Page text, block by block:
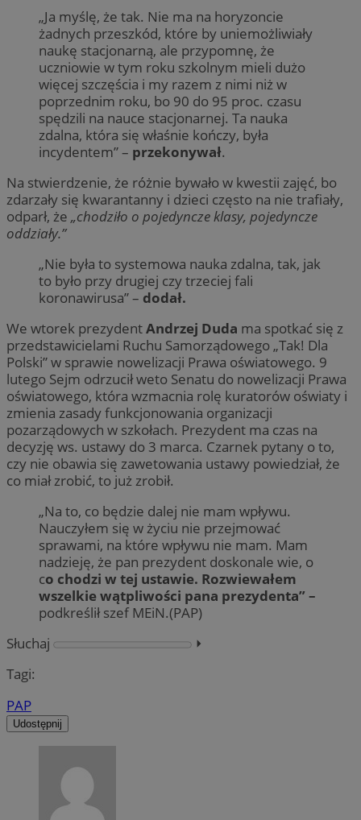
„Ja myślę, że tak. Nie ma na horyzoncie
żadnych przeszkód, które by uniemożliwiały
naukę stacjonarną, ale przypomnę, że
uczniowie w tym roku szkolnym mieli dużo
więcej szczęścia i my razem z nimi niż w
poprzednim roku, bo 90 do 95 proc. czasu
spędzili na nauce stacjonarnej. Ta nauka
zdalna, która się właśnie kończy, była
incydentem” – przekonywał.
Na stwierdzenie, że różnie bywało w kwestii zajęć, bo
zdarzały się kwarantanny i dzieci często na nie trafiały,
odparł, że „chodziło o pojedyncze klasy, pojedyncze
oddziały.”
„Nie była to systemowa nauka zdalna, tak, jak
to było przy drugiej czy trzeciej fali
koronawirusa” – dodał.
We wtorek prezydentAndrzej Duda ma spotkać się z
przedstawicielami Ruchu Samorządowego „Tak! Dla
Polski” w sprawie nowelizacji Prawa oświatowego. 9
lutego Sejm odrzucił weto Senatu do nowelizacji Prawa
oświatowego, która wzmacnia rolę kuratorów oświaty i
zmienia zasady funkcjonowania organizacji
pozarządowych w szkołach. Prezydent ma czas na
decyzję ws. ustawy do 3 marca. Czarnek pytany o to,
czy nie obawia się zawetowania ustawy powiedział, że
co miał zrobić, to już zrobił.
„Na to, co będzie dalej nie mam wpływu.
Nauczyłem się w życiu nie przejmować
sprawami, na które wpływu nie mam. Mam
nadzieję, że pan prezydent doskonale wie, o
co chodzi w tej ustawie. Rozwiewałem
wszelkie wątpliwości pana prezydenta” –
podkreślił szef MEiN.(PAP)
Słuchaj
⏵︎
Tagi:
PAP
Udostępnij